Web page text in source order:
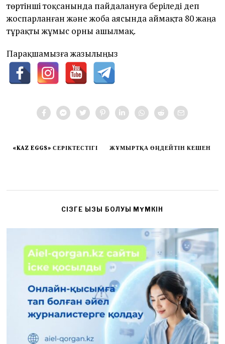
төртінші тоқсанында пайдалануға беріледі деп
жоспарланған және жоба аясында аймақта 80 жаңа
тұрақты жұмыс орны ашылмақ.
Парақшамызға жазылыңыз
«KAZ EGGS» СЕРІКТЕСТІГІ ЖҰМЫРТҚА ӨҢДЕЙТІН КЕШЕН
CІЗГЕ ҚЫЗЫҚ БОЛУЫ МҮМКІН